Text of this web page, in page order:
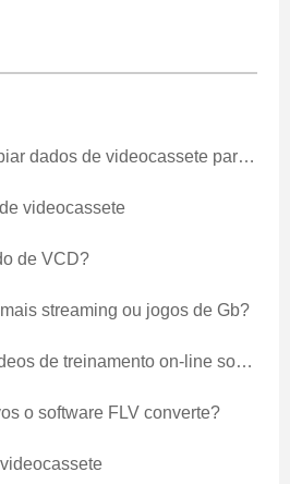
de videocassete para DVD?
videocassete
de VCD?
streaming ou jogos de Gb?
on-line sobre como começar a usar o Microsoft Office?
o software FLV converte?